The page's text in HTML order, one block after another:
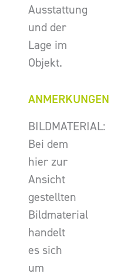
Ausstattung
und der
Lage im
Objekt.
ANMERKUNGEN
BILDMATERIAL:
Bei dem
hier zur
Ansicht
gestellten
Bildmaterial
handelt
es sich
um